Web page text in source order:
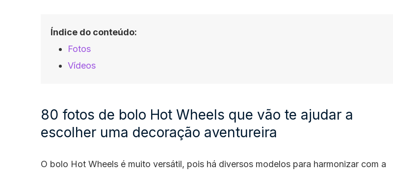
Índice do conteúdo:
Fotos
Vídeos
80 fotos de bolo Hot Wheels que vão te ajudar a
escolher uma decoração aventureira
O bolo Hot Wheels é muito versátil, pois há diversos modelos para harmonizar com a